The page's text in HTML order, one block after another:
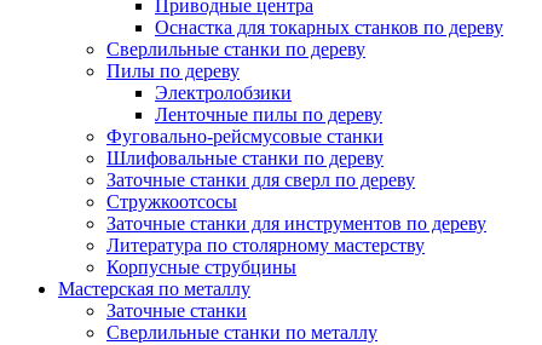
Приводные центра
Оснастка для токарных станков по дереву
Сверлильные станки по дереву
Пилы по дереву
Электролобзики
Ленточные пилы по дереву
Фуговально-рейсмусовые станки
Шлифовальные станки по дереву
Заточные станки для сверл по дереву
Стружкоотсосы
Заточные станки для инструментов по дереву
Литература по столярному мастерству
Корпусные струбцины
Мастерская по металлу
Заточные станки
Сверлильные станки по металлу